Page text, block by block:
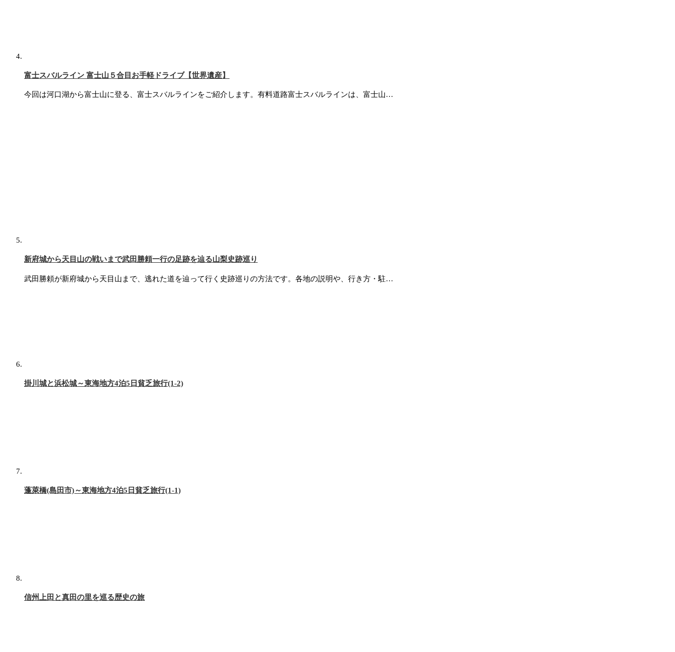
富士スバルライン 富士山５合目お手軽ドライブ【世界遺産】
今回は河口湖から富士山に登る、富士スバルラインをご紹介します。有料道路富士スバルラインは、富士山…
新府城から天目山の戦いまで武田勝頼一行の足跡を辿る山梨史跡巡り
武田勝頼が新府城から天目山まで、逃れた道を辿って行く史跡巡りの方法です。各地の説明や、行き方・駐…
掛川城と浜松城～東海地方4泊5日貧乏旅行(1-2)
蓬萊橋(島田市)～東海地方4泊5日貧乏旅行(1-1)
信州上田と真田の里を巡る歴史の旅